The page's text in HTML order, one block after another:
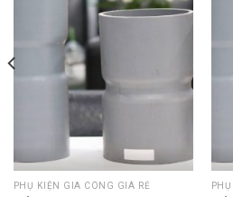
PHỤ KIỆN GIA CÔNG GIÁ RẺ